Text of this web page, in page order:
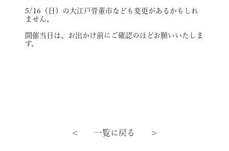
5/16（日）の大江戸骨董市なども変更があるかもしれ
ません。
開催当日は、お出かけ前にご確認のほどお願いいたしま
す。
< 一覧に戻る >